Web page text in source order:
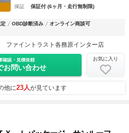
保証
保証付 (6ヶ月・走行無制限)
OBD診断済み
オンライン商談可
ファイントラスト各務原インター店
確認・見積依頼
お問い合わせ
お気に入り
他に23人が見ています